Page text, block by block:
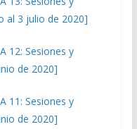
al 3 julio de 2020]
12: Sesiones y
de 2020]
11: Sesiones y
de 2020]